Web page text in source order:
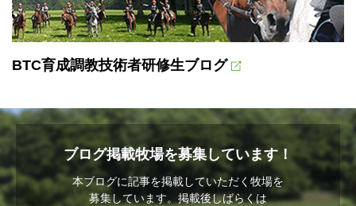
BTC育成調教技術者研修生ブログ
ブログ掲載牧場を募集しています！
本ブログに記事を掲載していただく牧場を
募集しています。掲載後しばらくは